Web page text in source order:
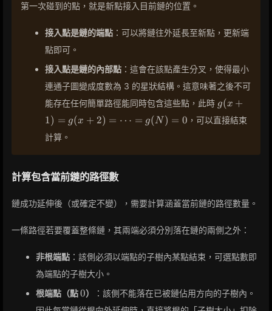
第一次碰到的點，就是新點接入目前鏈的位置。
接入點是鏈的端點 ：可以將鏈往外延長至新點，更新端
點即可。
接入點是鏈的內部點 ：這會在該點產生分叉，使得最小
連通子圖變成度數為 3 的星狀結構。這意味著之後不可
能存在任何簡單路徑能同時包含這些點，此時 g(x+1)
=
g(x+2)
g(x +
1) = g(x + 2) = ⋯ = g(N ) = 0 ，可以直接結束
計算。
計算包含當前鏈的路徑數
鏈成功延伸後（或確定不變），需要計算涵蓋當前鏈的路徑數量。
一條路徑若要覆蓋整條鏈，其兩端必須分別落在鏈的兩側之外：
非根端點 ：該側必須以端點的子樹內某點結束，可選點數即
為端點的子樹大小。
根端點（點0
0）
：該側不能落在已被鏈佔用方向的子樹內。